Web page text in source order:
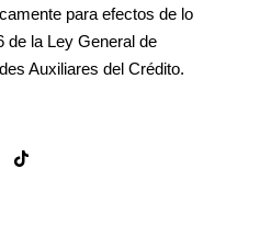
para efectos de lo
de la Ley General de
Auxiliares del Crédito.